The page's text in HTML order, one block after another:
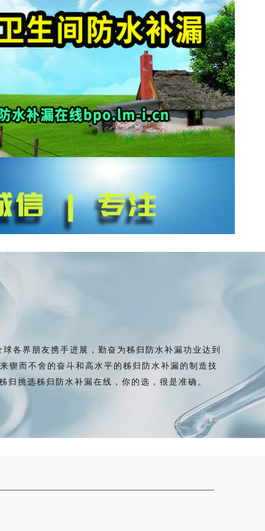
界朋友携手进展，勤奋为秭归防水补漏功业达到
锲而不舍的奋斗和高水平的秭归防水补漏的制造技
挑选秭归防水补漏在线，你的选，很是准确。